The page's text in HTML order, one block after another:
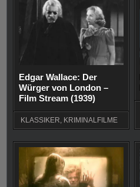
Edgar Wallace: Der
Würger von London –
Film Stream (1939)
KLASSIKER, KRIMINALFILME